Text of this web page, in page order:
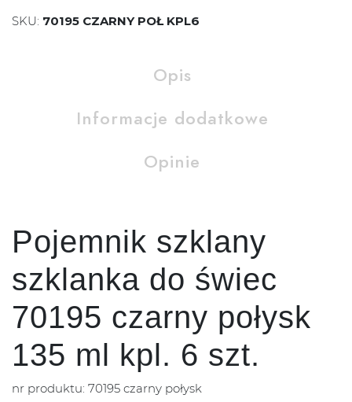
SKU: 70195 CZARNY POŁ KPL6
Opis
Informacje dodatkowe
Opinie
Pojemnik szklany
szklanka do świec
70195 czarny połysk
135 ml kpl. 6 szt.
nr produktu: 70195 czarny połysk